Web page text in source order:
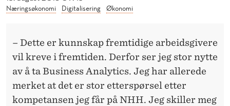
TNæringsøkonomi Digitalisering Økonomi
– Dette er kunnskap fremtidige arbeidsgivere
vil kreve i fremtiden. Derfor ser jeg stor nytte
av å ta Business Analytics. Jeg har allerede
merket at det er stor etterspørsel etter
kompetansen jeg får på NHH. Jeg skiller meg